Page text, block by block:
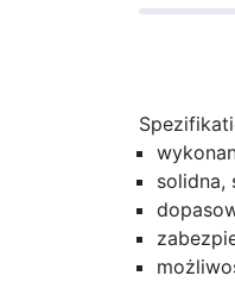
solidna,